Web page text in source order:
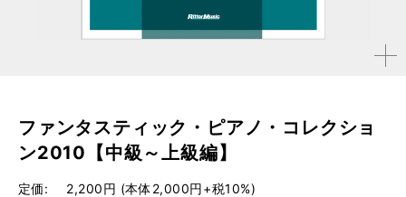
拡大す
ファンタスティック・ピアノ・コレクショ
ン2010【中級～上級編】
定価
2,200円 (本体2,000円+税10%)